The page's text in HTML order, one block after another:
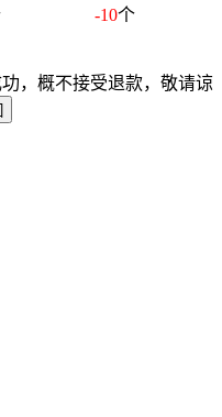
-10个
，概不接受退款，敬请谅